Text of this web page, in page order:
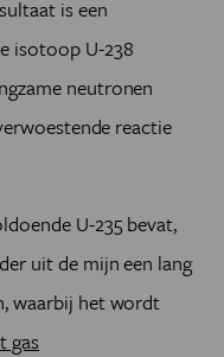
is een
isotoop U-238
neutronen
reactie
U-235 bevat,
uit de mijn een lang
waarbij het wordt
gas